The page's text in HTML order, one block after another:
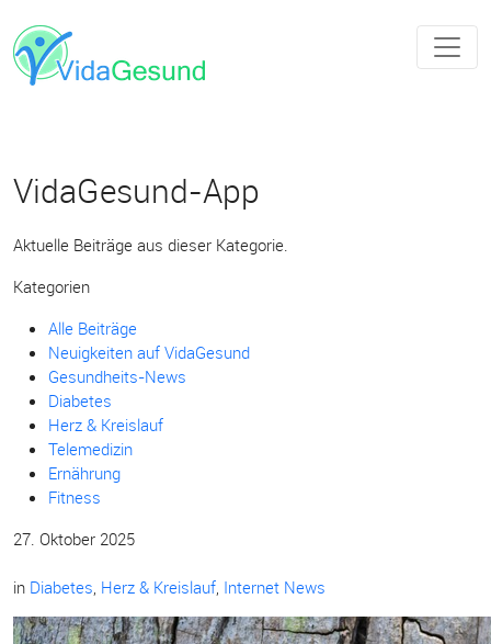
VidaGesund-App
Aktuelle Beiträge aus dieser Kategorie.
Kategorien
Alle Beiträge
Neuigkeiten auf VidaGesund
Gesundheits-News
Diabetes
Herz & Kreislauf
Telemedizin
Ernährung
Fitness
27. Oktober 2025
in Diabetes, Herz & Kreislauf, Internet News